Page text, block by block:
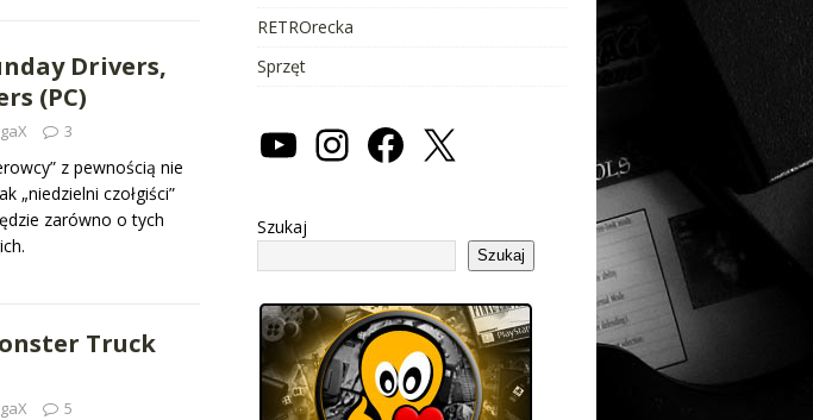
Drivers,
(PC)
3
z pewnością nie
„niedzielni czołgiści”
zarówno o tych
Truck
5
RETROrecka
Sprzęt
Szukaj
Szukaj